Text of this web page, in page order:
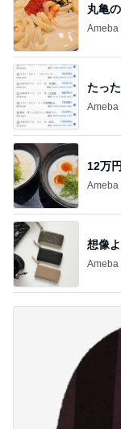
丸亀
Ameba
たっ
Ameba
12万
Ameba
想像
Ameba